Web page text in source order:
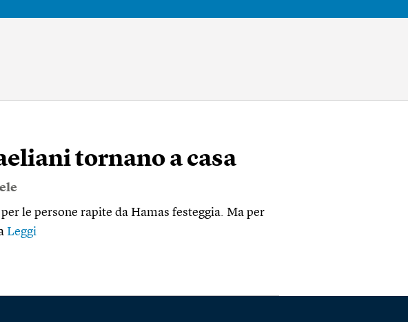
tornano a casa
le persone rapite da Hamas festeggia. Ma per
Leggi